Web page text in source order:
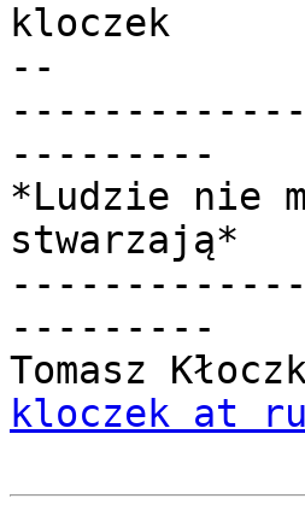
kloczek
--
---------
*Ludzie nie
stwarzają*
---------
kloczek at